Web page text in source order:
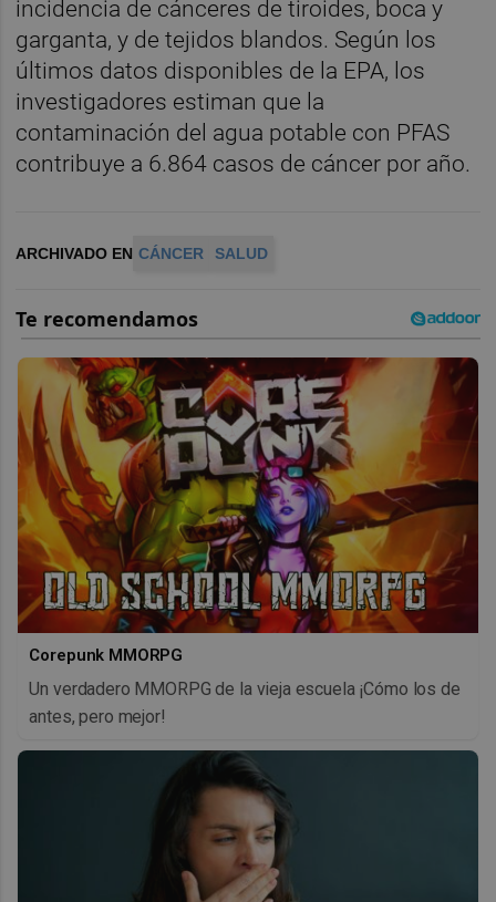
incidencia de cánceres de tiroides, boca y
garganta, y de tejidos blandos. Según los
últimos datos disponibles de la EPA, los
investigadores estiman que la
contaminación del agua potable con PFAS
contribuye a 6.864 casos de cáncer por año.
ARCHIVADO EN CÁNCER SALUD
Corepunk MMORPG
Un verdadero MMORPG de la vieja escuela ¡Cómo los de
antes, pero mejor!